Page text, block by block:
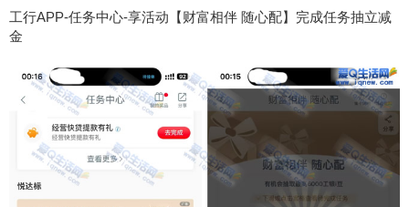
工行APP-任务中心-享活动【财富相伴 随心配】完成任务抽立减
金